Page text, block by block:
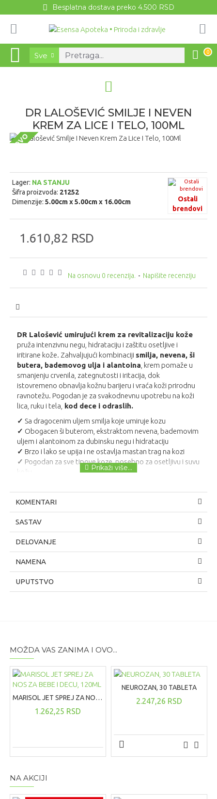
Besplatna dostava preko 4.500 RSD
Sve 0
DR LALOŠEVIĆ SMILJE I NEVEN
KREM ZA LICE I TELO, 100ML
NOVO
Na osnovu 0 recenzija. - Napišite recenziju
1.610,82 RSD
Lager: NA STANJU
Šifra proizvoda: 21252
Dimenzije: 5.00cm x 5.00cm x 16.00cm
Ostali
brendovi
DR Lalošević umirujući krem za revitalizaciju kože
pruža intenzivnu negu, hidrataciju i zaštitu osetljive i
iritirane kože. Zahvaljujući kombinaciji smilja, nevena, ši
butera, bademovog ulja i alantoina , krem pomaže u
smanjenju crvenila, zategnutosti i iritacija, dok
istovremeno obnavlja kožnu barijeru i vraća koži prirodnu
ravnotežu. Pogodan je za svakodnevnu upotrebu na koži
lica, ruku i tela, kod dece i odraslih.
✓ Sa dragocenim uljem smilja koje umiruje kozu
✓ Obogacen ši buterom, ekstraktom nevena, bademovim
uljem i alantoinom za dubinsku negu i hidrataciju
✓ Brzo i lako se upija i ne ostavlja mastan trag na kozi
✓ Pogodan za sve tipove koze, posebno za osetljivu i suvu
kožu
KOMENTARI
SASTAV
DELOVANJE
NAMENA
UPUTSTVO
MOŽDA VAS ZANIMA I OVO...
MARISOL JET SPREJ ZA NOS ZA BEBE I DECU, 120ML
1.262,25 RSD
NEUROZAN, 30 TABLETA
2.247,26 RSD
NA AKCIJI